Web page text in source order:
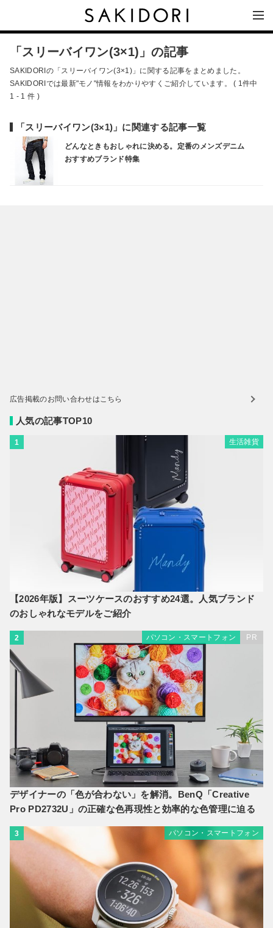
「スリーバイワン(3×1)」の記事
SAKIDORIの「スリーバイワン(3×1)」に関する記事をまとめました。
SAKIDORIでは最新"モノ"情報をわかりやすくご紹介しています。 ( 1件中
1 - 1 件 )
「スリーバイワン(3×1)」に関連する記事一覧
どんなときもおしゃれに決める。定番のメンズデニム
おすすめブランド特集
広告掲載のお問い合わせはこちら
人気の記事TOP10
1 生活雑貨
【2026年版】スーツケースのおすすめ24選。人気ブランド
のおしゃれなモデルをご紹介
2 パソコン・スマートフォン PR
デザイナーの「色が合わない」を解消。BenQ「Creative
Pro PD2732U」の正確な色再現性と効率的な色管理に迫る
3 パソコン・スマートフォン